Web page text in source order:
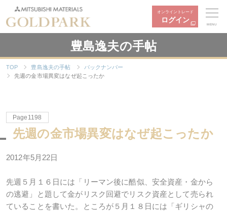
オンライントレード
ログイン
MENU
豊島逸夫の手帖
TOP 豊島逸夫の手帖
バックナンバー
先週の金市場異変はなぜ起こったか
Page1198
先週の金市場異変はなぜ起こったか
2012年5月22日
先週５月１６日には「リーマン後に酷似、安全資産・金から
の逃避」と題して金がリスク回避でリスク資産として売られ
ていることを書いた。ところが５月１８日には「ギリシャの